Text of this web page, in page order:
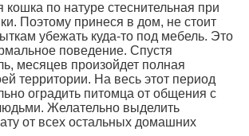
кошка по натуре стеснительная при
Поэтому принеся в дом, не стоит
убежать куда-то под мебель. Это
поведение. Спустя
месяцев произойдет полная
территории. На весь этот период
оградить питомца от общения с
Желательно выделить
от всех остальных домашних